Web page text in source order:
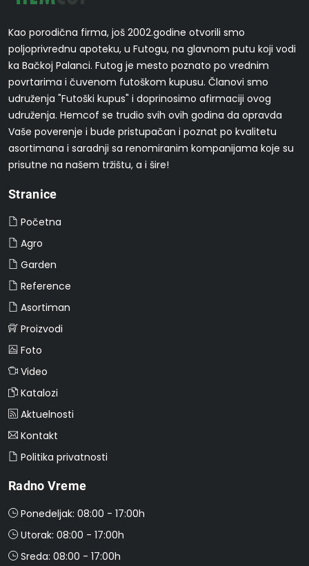
Kao porodična firma, još 2002.godine otvorili smo
poljoprivrednu apoteku, u Futogu, na glavnom putu koji vodi
ka Bačkoj Palanci. Futog je mesto poznato po vrednim
povrtarima i čuvenom futoškom kupusu. Članovi smo
udruženja "Futoški kupus" i doprinosimo afirmaciji ovog
udruženja. Hemcof se trudio svih ovih godina da opravda
Vaše poverenje i bude pristupačan i poznat po kvalitetu
asortimana i saradnji sa renomiranim kompanijama koje su
prisutne na našem tržištu, a i šire!
Stranice
Početna
Agro
Garden
Reference
Asortiman
Proizvodi
Foto
Video
Katalozi
Aktuelnosti
Kontakt
Politika privatnosti
Radno Vreme
Ponedeljak: 08:00 - 17:00h
Utorak: 08:00 - 17:00h
Sreda: 08:00 - 17:00h